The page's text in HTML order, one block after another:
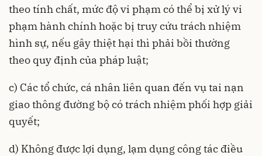
theo tính chất, mức độ vi phạm có thể bị xử lý vi
phạm hành chính hoặc bị truy cứu trách nhiệm
hình sự, nếu gây thiệt hại thì phải bồi thường
theo quy định của pháp luật;
c) Các tổ chức, cá nhân liên quan đến vụ tai nạn
giao thông đường bộ có trách nhiệm phối hợp giải
quyết;
d) Không được lợi dụng, lạm dụng công tác điều